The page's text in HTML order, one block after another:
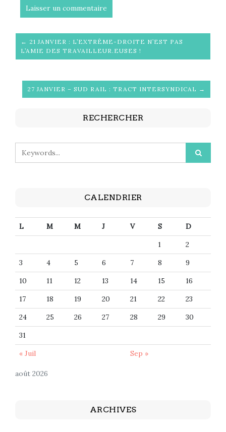
← 21 JANVIER : L’EXTRÊME-DROITE N’EST PAS
L’AMIE DES TRAVAILLEUR.EUSES !
27 JANVIER – SUD RAIL : TRACT INTERSYNDICAL →
RECHERCHER
CALENDRIER
août 2026
L M M J V S
D
1
2
3
4 5 6 7 8
9
10
11 12 13 14 15
16
17
18 19 20 21 22
23
24
25 26 27 28 29
30
31
« Juil
Sep »
ARCHIVES